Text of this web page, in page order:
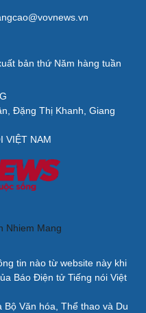
bản thứ Năm hàng tuần
Đặng Thị Khanh, Giang
VIỆT NAM
tin nào từ website này khi
Báo Điện tử Tiếng nói Việt
Bộ Văn hóa, Thể thao và Du